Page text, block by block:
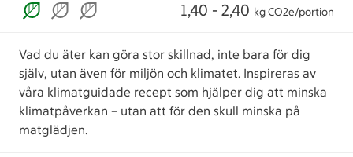
1,40 - 2,40 kg CO2e/portion
Vad du äter kan göra stor skillnad, inte bara för dig
själv, utan även för miljön och klimatet. Inspireras av
våra klimatguidade recept som hjälper dig att minska
klimatpåverkan – utan att för den skull minska på
matglädjen.